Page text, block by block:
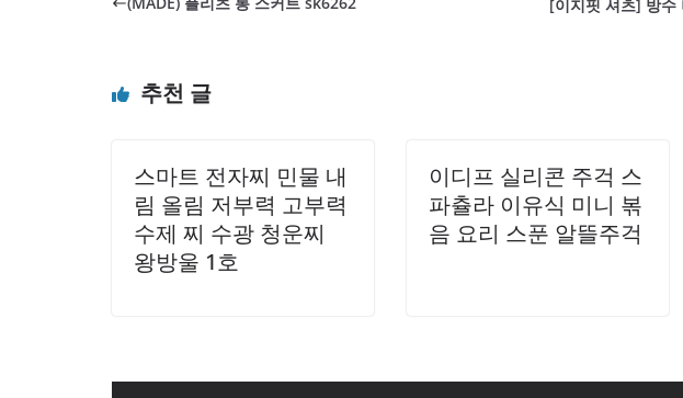
간 착용해도 편안함을 유지합니다. 또한, 허
있어 다양한 체형에 잘 맞습니다. 이 보정
[이지핏 셔츠] 방수
추천 글
스마트 전자찌 민물 내
림 올림 저부력 고부력
수제 찌 수광 청운찌
왕방울 1호
이디프 실리콘 주걱 스
파츌라 이유식 미니 볶
음 요리 스푼 알뜰주걱